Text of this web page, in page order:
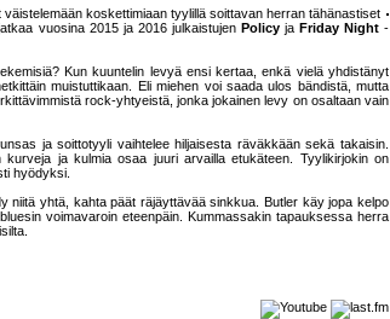
koskettimiaan tyylillä soittavan herran tähänastiset
vuosina 2015 ja 2016 julkaistujen Policyja Friday Night-
Kun kuuntelin levyä ensi kertaa, enkä vielä yhdistänyt
muistuttikaan. Eli miehen voi saada ulos bändistä, mutta
rock-yhtyeistä, jonka jokainen levy on osaltaan vain
ja soittotyyli vaihtelee hiljaisesta räväkkään sekä takaisin.
ja kulmia osaa juuri arvailla etukäteen. Tyylikirjokin on
hyödyksi.
niitä yhtä, kahta päät räjäyttävää sinkkua. Butler käy jopa kelpo
voimavaroin eteenpäin. Kummassakin tapauksessa herra